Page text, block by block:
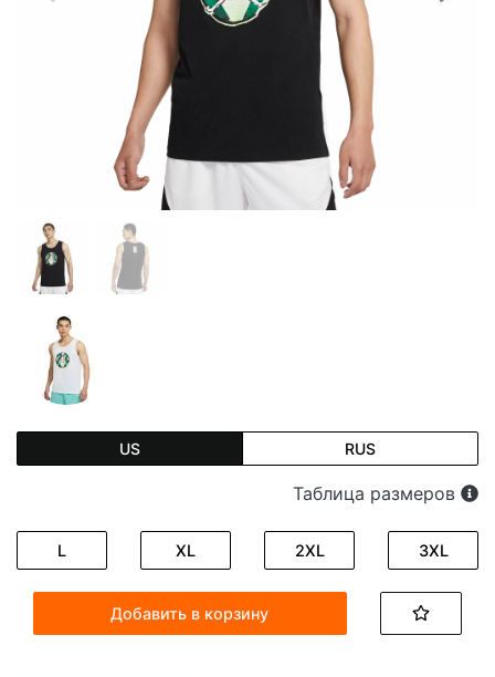
US RUS
Таблица размеров
L XL 2XL 3XL
Добавить в корзину